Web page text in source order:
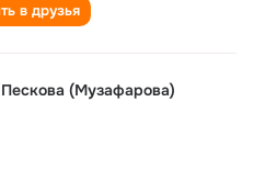
в друзья
(Музафарова)